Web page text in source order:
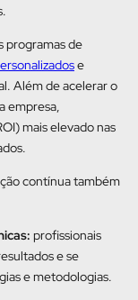
programas de
e
Além de acelerar o
empresa,
mais elevado nas
contínua também
profissionais
e se
e metodologias.